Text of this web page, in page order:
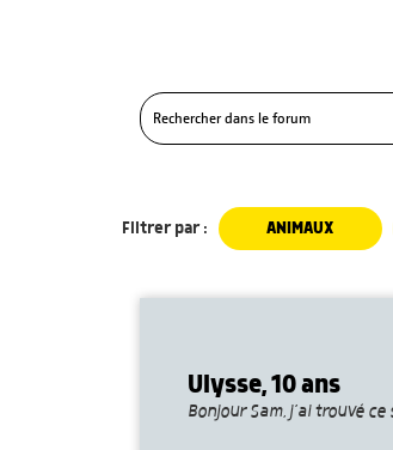
Filtrer par : ANIMAUX
Ulysse, 10 ans
Bonjour Sam, j’ai trouvé